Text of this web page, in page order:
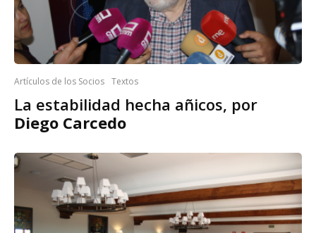
Artículos de los Socios Textos
La estabilidad hecha añicos, por
Diego Carcedo